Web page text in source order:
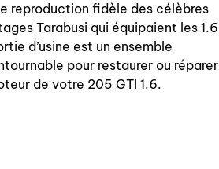
reproduction fidèle des célèbres
Tarabusi qui équipaient les 1.6
d’usine est un ensemble
pour restaurer ou réparer
de votre 205 GTI 1.6.